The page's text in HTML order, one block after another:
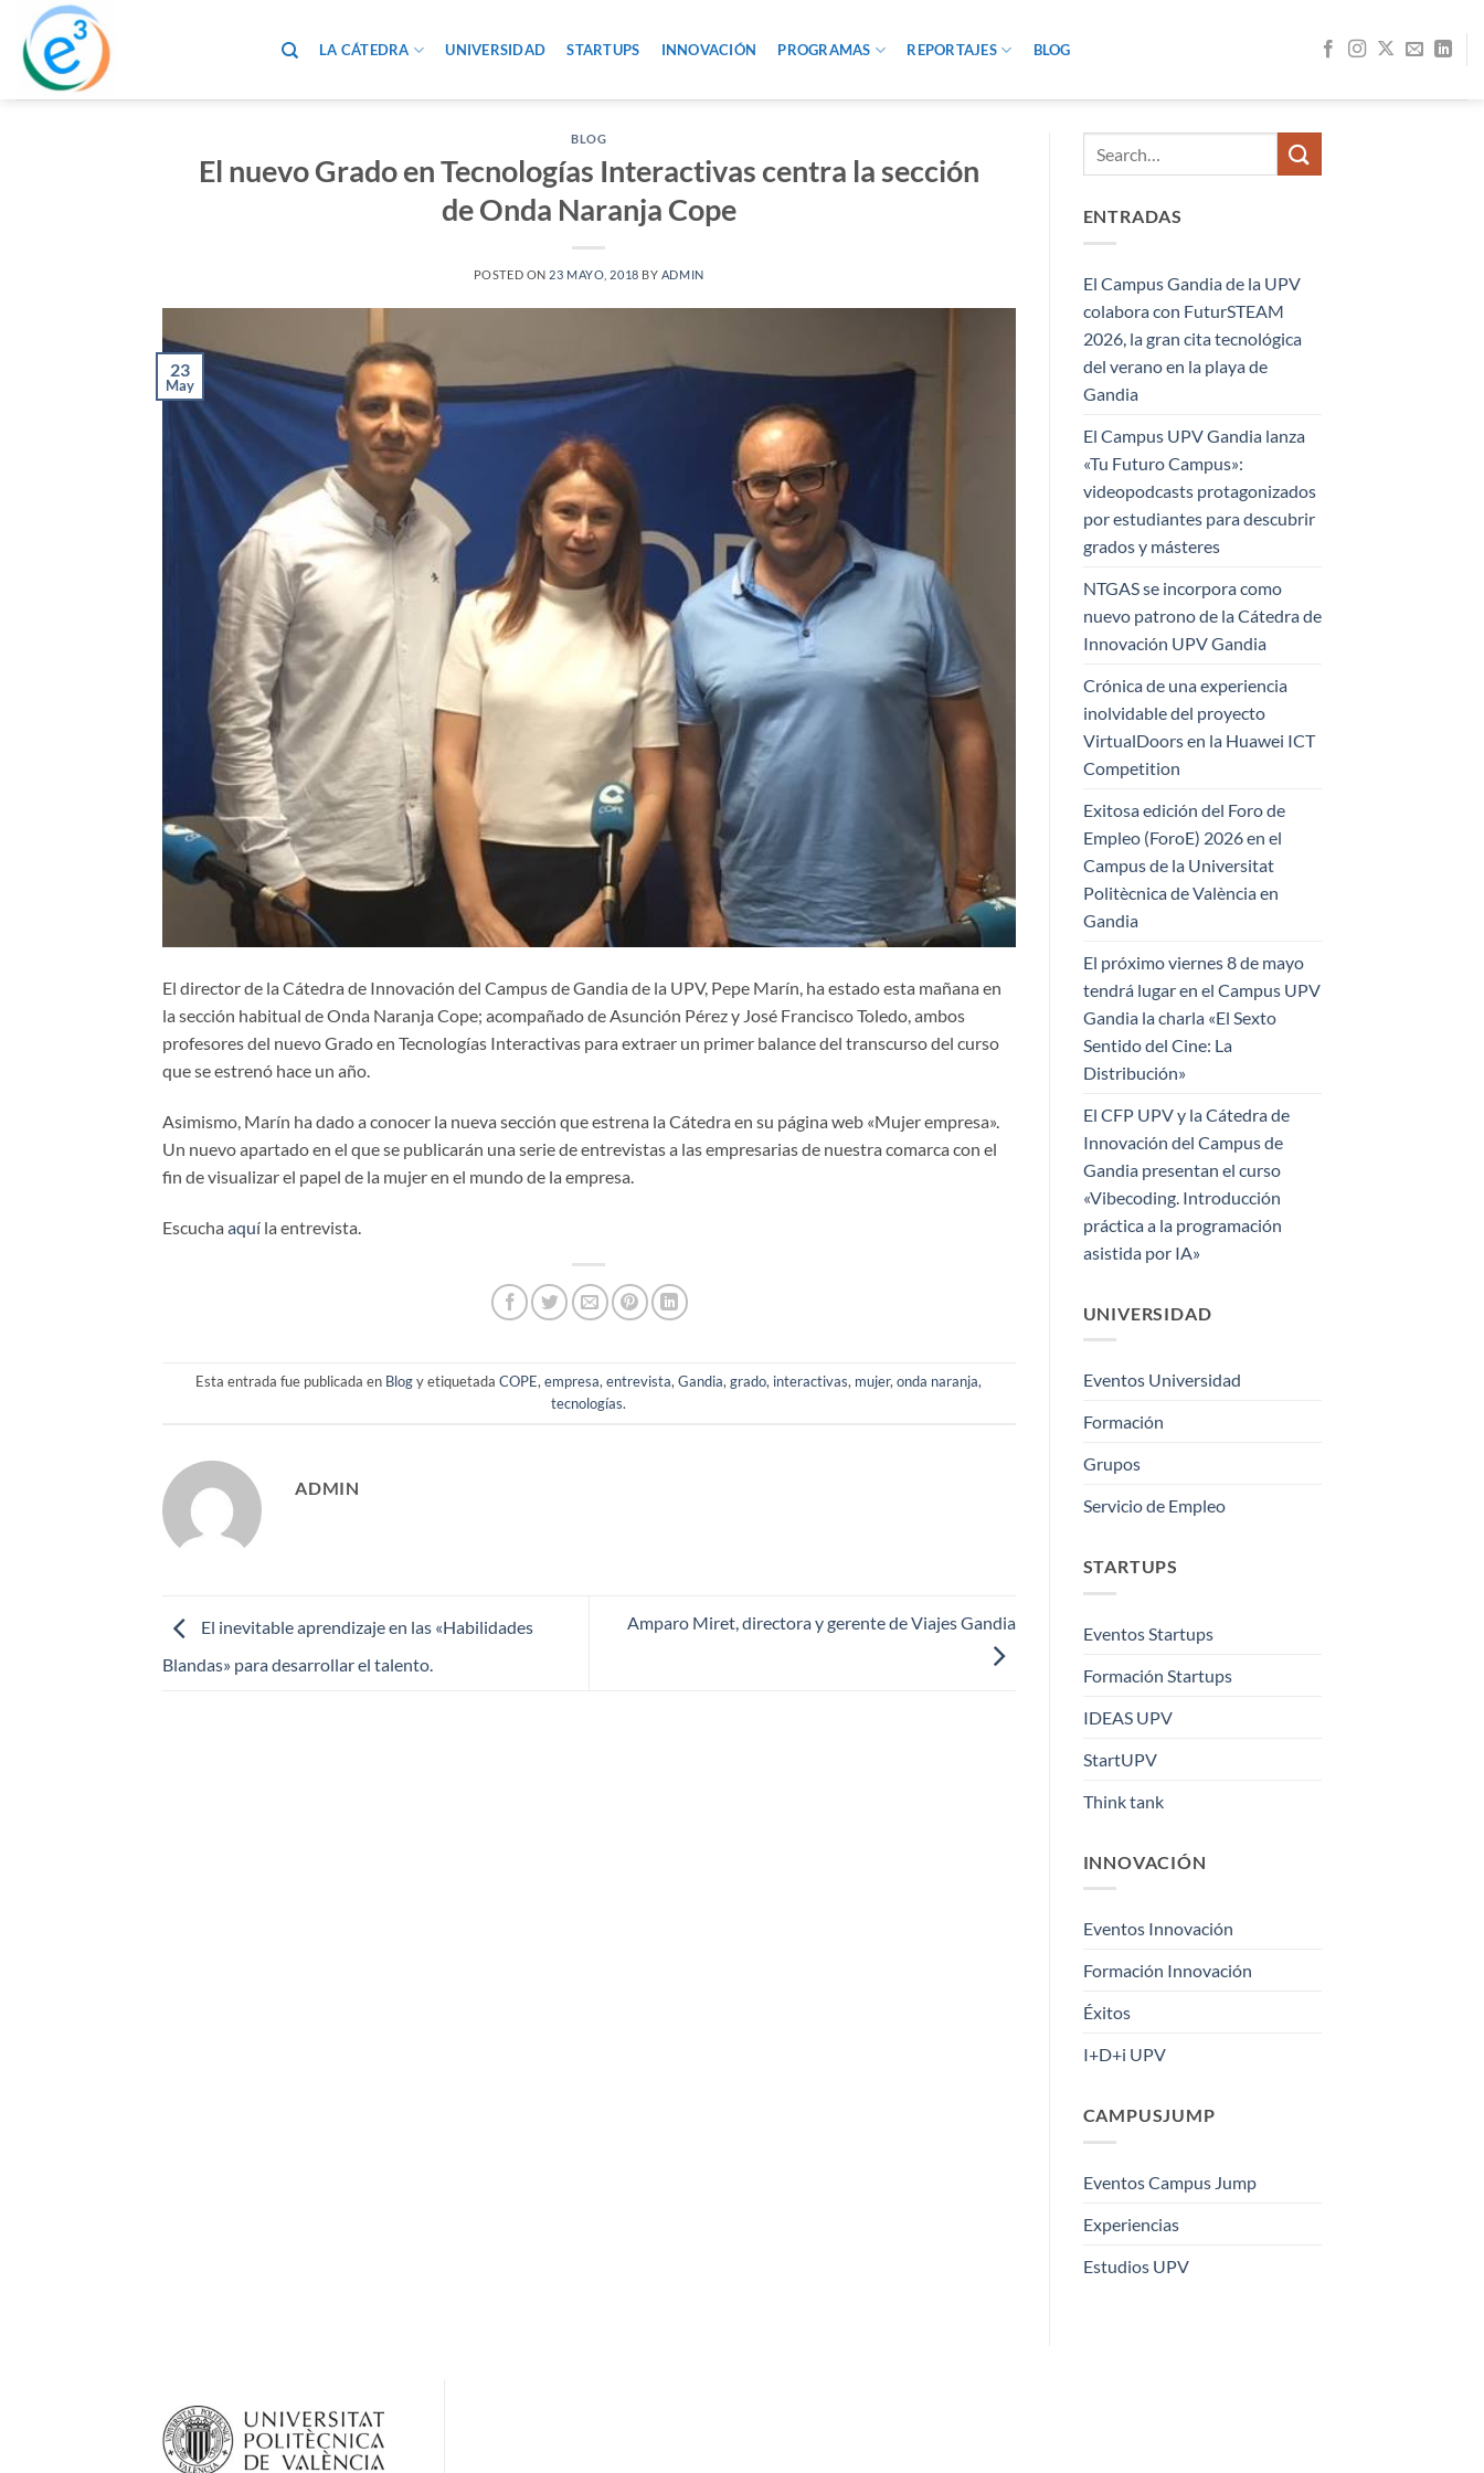
Saltar
contenido
LA CÁTEDRA UNIVERSIDAD STARTUPS INNOVACIÓN PROGRAMAS REPORTAJES BLOG
BLOG
El nuevo Grado en Tecnologías Interactivas centra la sección
de Onda Naranja Cope
POSTED ON 23 MAYO, 2018 BY ADMIN
23
May
El director de la Cátedra de Innovación del Campus de Gandia de la UPV, Pepe Marín, ha estado esta mañana en
la sección habitual de Onda Naranja Cope; acompañado de Asunción Pérez y José Francisco Toledo, ambos
profesores del nuevo Grado en Tecnologías Interactivas para extraer un primer balance del transcurso del curso
que se estrenó hace un año.
Asimismo, Marín ha dado a conocer la nueva sección que estrena la Cátedra en su página web «Mujer empresa».
Un nuevo apartado en el que se publicarán una serie de entrevistas a las empresarias de nuestra comarca con el
fin de visualizar el papel de la mujer en el mundo de la empresa.
Escucha aquí la entrevista.
Esta entrada fue publicada en Blogy etiquetadaCOPE,empresa,entrevista,Gandia,grado, interactivas, mujer,onda naranja,
tecnologías.
ADMIN
El inevitable aprendizaje en las «Habilidades
Blandas» para desarrollar el talento.
Amparo Miret, directora y gerente de Viajes Gandia
ENTRADAS
El Campus Gandia de la UPV
colabora con FuturSTEAM
2026, la gran cita tecnológica
del verano en la playa de
Gandia
El Campus UPV Gandia lanza
«Tu Futuro Campus»:
videopodcasts protagonizados
por estudiantes para descubrir
grados y másteres
NTGAS se incorpora como
nuevo patrono de la Cátedra de
Innovación UPV Gandia
Crónica de una experiencia
inolvidable del proyecto
VirtualDoors en la Huawei ICT
Competition
Exitosa edición del Foro de
Empleo (ForoE) 2026 en el
Campus de la Universitat
Politècnica de València en
Gandia
El próximo viernes 8 de mayo
tendrá lugar en el Campus UPV
Gandia la charla «El Sexto
Sentido del Cine: La
Distribución»
El CFP UPV y la Cátedra de
Innovación del Campus de
Gandia presentan el curso
«Vibecoding. Introducción
práctica a la programación
asistida por IA»
UNIVERSIDAD
Eventos Universidad
Formación
Grupos
Servicio de Empleo
STARTUPS
Eventos Startups
Formación Startups
IDEAS UPV
StartUPV
Think tank
INNOVACIÓN
Eventos Innovación
Formación Innovación
Éxitos
I+D+i UPV
CAMPUSJUMP
Eventos Campus Jump
Experiencias
Estudios UPV